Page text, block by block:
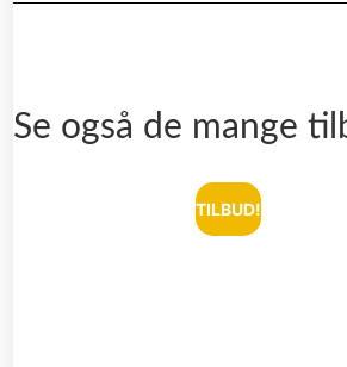
Se også de mange
TILBUD!